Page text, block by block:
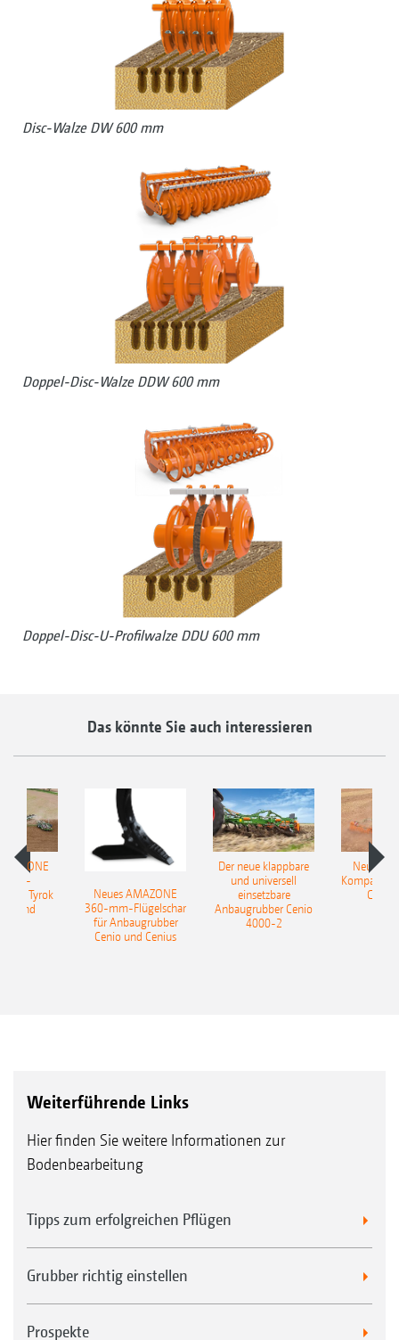
Disc-Walze DW 600 mm
Doppel-Disc-Walze DDW 600 mm
Doppel-Disc-U-Profilwalze DDU 600 mm
Das könnte Sie auch interessieren
Tyrok
Neues AMAZONE
360-mm-Flügelschar
für Anbaugrubber
Cenio und Cenius
Der neue klappbare
und universell
einsetzbare
Anbaugrubber Cenio
4000-2
Neue
Weiterführende Links
Hier finden Sie weitere Informationen zur
Bodenbearbeitung
Tipps zum erfolgreichen Pflügen
Grubber richtig einstellen
Prospekte